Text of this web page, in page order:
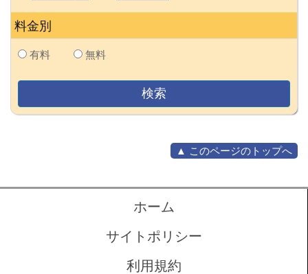
料金別
有料 無料
▲ このページのトップへ
ホーム
サイトポリシー
利用規約